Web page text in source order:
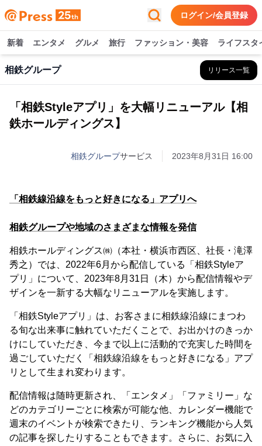
ログイン/会員登録
新着 エンタメ グルメ 旅行 ファッション・美容 ライフスタ
相鉄グループ リリース一覧
「相鉄Styleアプリ」を大幅リニューアル【相
鉄ホールディングス】
相鉄グループサービス 2023年8月31日 16:00
「相鉄線沿線をもっと好きになる」アプリへ
相鉄グループや地域のさまざまな情報を発信
相鉄ホールディングス㈱（本社・横浜市西区、社長・滝澤
秀之）では、2022年6月から配信している「相鉄Styleア
プリ」について、2023年8月31日（木）から配信情報やデ
ザインを一新する大幅なリニューアルを実施します。
「相鉄Styleアプリ」は、お客さまに相鉄線沿線にまつわ
る旬な出来事に触れていただくことで、お出かけのきっか
けにしていただき、今まで以上に活動的で充実した時間を
過ごしていただく「相鉄線沿線をもっと好きになる」アプ
リとして生まれ変わります。
配信情報は随時更新され、「エンタメ」「ファミリー」な
どのカテゴリーごとに検索が可能な他、カレンダー機能で
週末のイベントが検索できたり、ランキング機能から人気
の記事を探したりすることもできます。さらに、お気に入